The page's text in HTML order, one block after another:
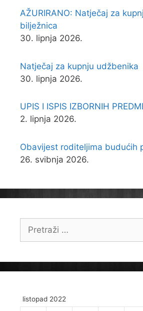
AŽURIRANO: Natječaj za
bilježnica
30. lipnja 2026.
Natječaj za kupnju udžbenika
30. lipnja 2026.
UPIS I ISPIS IZBORNIH
2. lipnja 2026.
Obavijest roditeljima budućih
26. svibnja 2026.
listopad 2022